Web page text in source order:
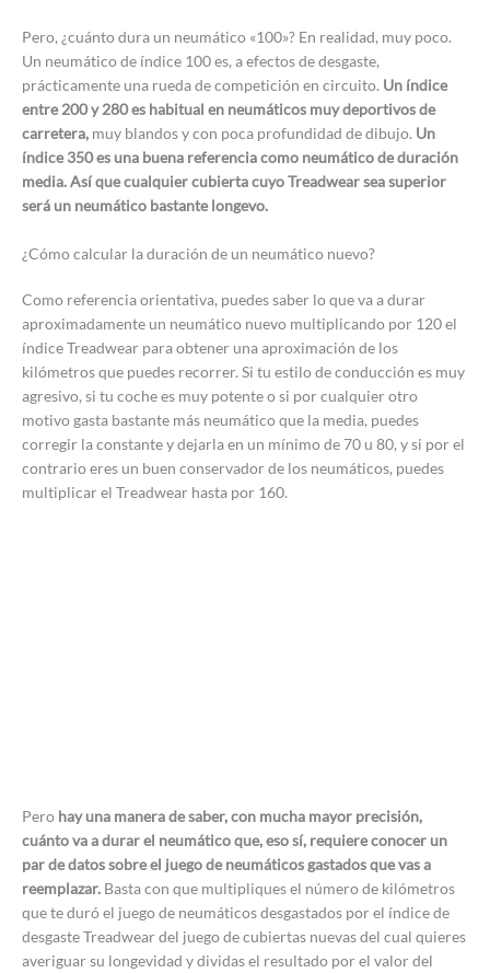
Pero, ¿cuánto dura un neumático «100»? En realidad, muy poco.
Un neumático de índice 100 es, a efectos de desgaste,
prácticamente una rueda de competición en circuito. Un índice
entre 200 y 280 es habitual en neumáticos muy deportivos de
carretera, muy blandos y con poca profundidad de dibujo. Un
índice 350 es una buena referencia como neumático de duración
media. Así que cualquier cubierta cuyo Treadwear sea superior
será un neumático bastante longevo.
¿Cómo calcular la duración de un neumático nuevo?
Como referencia orientativa, puedes saber lo que va a durar
aproximadamente un neumático nuevo multiplicando por 120 el
índice Treadwear para obtener una aproximación de los
kilómetros que puedes recorrer. Si tu estilo de conducción es muy
agresivo, si tu coche es muy potente o si por cualquier otro
motivo gasta bastante más neumático que la media, puedes
corregir la constante y dejarla en un mínimo de 70 u 80, y si por el
contrario eres un buen conservador de los neumáticos, puedes
multiplicar el Treadwear hasta por 160.
Pero hay una manera de saber, con mucha mayor precisión,
cuánto va a durar el neumático que, eso sí, requiere conocer un
par de datos sobre el juego de neumáticos gastados que vas a
reemplazar. Basta con que multipliques el número de kilómetros
que te duró el juego de neumáticos desgastados por el índice de
desgaste Treadwear del juego de cubiertas nuevas del cual quieres
averiguar su longevidad y dividas el resultado por el valor del